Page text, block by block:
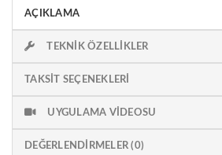
AÇIKLAMA
TEKNIK ÖZELLIKLER
TAKSIT SEÇENEKLERI
UYGULAMA VIDEOSU
DEĞERLENDIRMELER (0)